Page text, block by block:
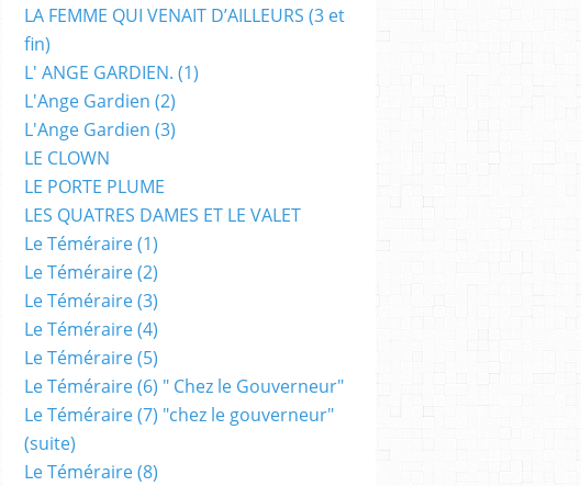
LITTERATURE DAVID BRY HÉRITIERS DE BRISAINE AVENTURES
BUDJETTE TAN, KAJO BALDISIMO ,DÉMON, MANGA
LA FEMME QUI VENAIT D’AILLEURS (3 et
fin)
L' ANGE GARDIEN. (1)
L'Ange Gardien (2)
L'Ange Gardien (3)
LE CLOWN
LE PORTE PLUME
LES QUATRES DAMES ET LE VALET
Le Téméraire (1)
Le Téméraire (2)
Le Téméraire (3)
Le Téméraire (4)
Le Téméraire (5)
Le Téméraire (6) " Chez le Gouverneur"
Le Téméraire (7) "chez le gouverneur"
(suite)
Le Téméraire (8)